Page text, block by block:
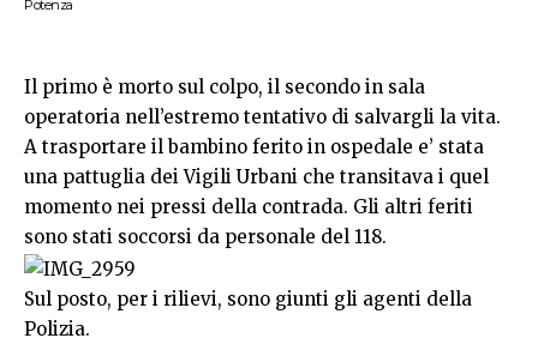
Potenza
Il primo è morto sul colpo, il secondo in sala
operatoria nell’estremo tentativo di salvargli la vita.
A trasportare il bambino ferito in ospedale e’ stata
una pattuglia dei Vigili Urbani che transitava i quel
momento nei pressi della contrada. Gli altri feriti
sono stati soccorsi da personale del 118.
Sul posto, per i rilievi, sono giunti gli agenti della
Polizia.